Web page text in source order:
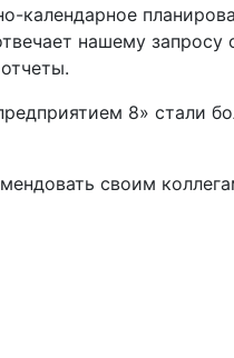
календарное
нашему запросу
8» стали
своим